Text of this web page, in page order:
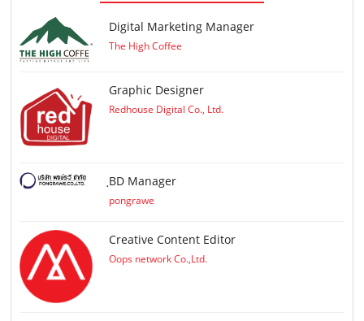
Digital Marketing Manager
The High Coffee
Graphic Designer
Redhouse Digital Co., Ltd.
ฺBD Manager
pongrawe
Creative Content Editor
Oops network Co.,Ltd.